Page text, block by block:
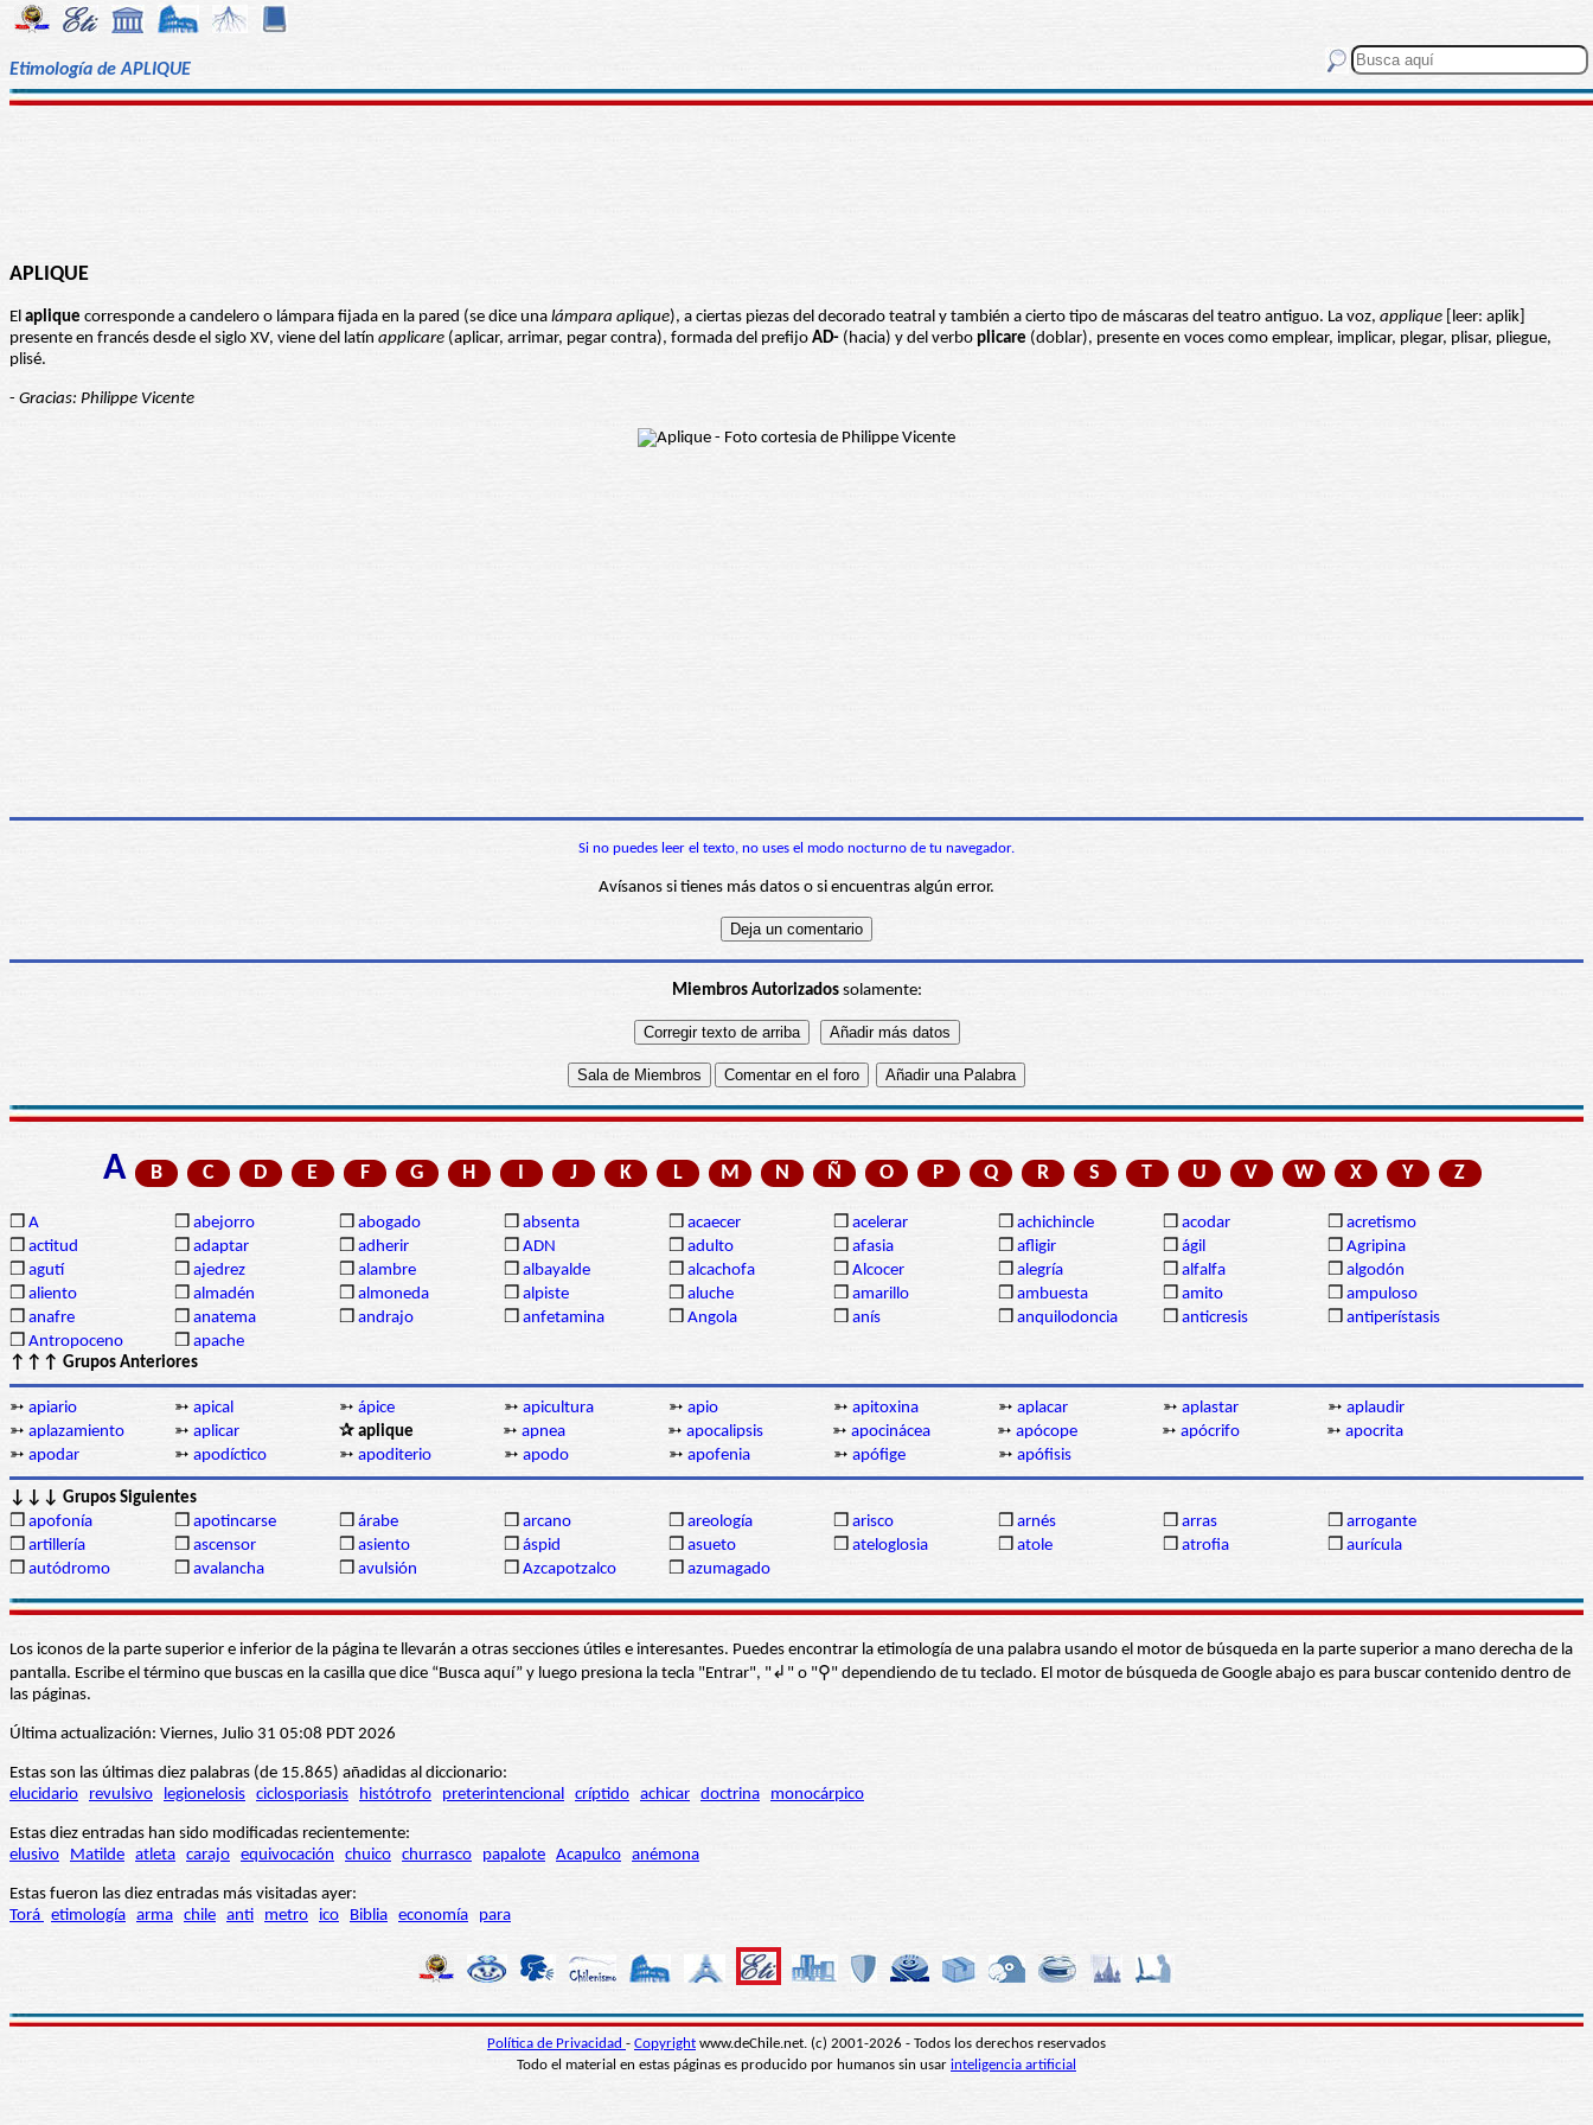
Etimología de APLIQUE
APLIQUE
El aplique corresponde a candelero o lámpara fijada en la pared (se dice una lámpara aplique), a ciertas piezas del decorado teatral y también a cierto tipo de máscaras del teatro antiguo. La voz, applique [leer: aplik]
presente en francés desde el siglo XV, viene del latín applicare (aplicar, arrimar, pegar contra), formada del prefijo AD- (hacia) y del verbo plicare (doblar), presente en voces como emplear, implicar, plegar, plisar, pliegue,
plisé.
- Gracias: Philippe Vicente
Si no puedes leer el texto, no uses el modo nocturno de tu navegador.
Avísanos si tienes más datos o si encuentras algún error.
Miembros Autorizadossolamente:
A B C D E F G H I J K L M N Ñ O P Q R S T U V W X Y Z
❒ A ❒ abejorro ❒ abogado ❒ absenta ❒ acaecer ❒ acelerar ❒ achichincle ❒ acodar ❒ acretismo
❒ actitud ❒ adaptar ❒ adherir ❒ ADN ❒ adulto ❒ afasia ❒ afligir ❒ ágil ❒ Agripina
❒ agutí ❒ ajedrez ❒ alambre ❒ albayalde ❒ alcachofa ❒ Alcocer ❒ alegría ❒ alfalfa ❒ algodón
❒ aliento ❒ almadén ❒ almoneda ❒ alpiste ❒ aluche ❒ amarillo ❒ ambuesta ❒ amito ❒ ampuloso
❒ anafre ❒ anatema ❒ andrajo ❒ anfetamina ❒ Angola ❒ anís ❒ anquilodoncia ❒ anticresis ❒ antiperístasis
❒ Antropoceno ❒ apache
↑↑↑ Grupos Anteriores
➳ apiario ➳ apical ➳ ápice ➳ apicultura ➳ apio ➳ apitoxina ➳ aplacar ➳ aplastar ➳ aplaudir
➳ aplazamiento ➳ aplicar ✰ aplique ➳ apnea ➳ apocalipsis ➳ apocinácea ➳ apócope ➳ apócrifo ➳ apocrita
➳ apodar ➳ apodíctico ➳ apoditerio ➳ apodo ➳ apofenia ➳ apófige ➳ apófisis
↓↓↓ Grupos Siguientes
❒ apofonía ❒ apotincarse ❒ árabe ❒ arcano ❒ areología ❒ arisco ❒ arnés ❒ arras ❒ arrogante
❒ artillería ❒ ascensor ❒ asiento ❒ áspid ❒ asueto ❒ ateloglosia ❒ atole ❒ atrofia ❒ aurícula
❒ autódromo ❒ avalancha ❒ avulsión ❒ Azcapotzalco ❒ azumagado
Los iconos de la parte superior e inferior de la página te llevarán a otras secciones útiles e interesantes. Puedes encontrar la etimología de una palabra usando el motor de búsqueda en la parte superior a mano derecha de la
pantalla. Escribe el término que buscas en la casilla que dice “Busca aquí” y luego presiona la tecla "Entrar", "↲" o "⚲" dependiendo de tu teclado. El motor de búsqueda de Google abajo es para buscar contenido dentro de
las páginas.
Última actualización: Viernes, Julio 31 05:08 PDT 2026
Estas son las últimas diez palabras (de 15.865) añadidas al diccionario:
elucidario
revulsivo legionelosis ciclosporiasis histótrofo preterintencional críptido achicar doctrina monocárpico
Estas diez entradas han sido modificadas recientemente:
elusivo
Matilde atleta carajo equivocación chuico churrasco papalote Acapulco anémona
Estas fueron las diez entradas más visitadas ayer:
Torá etimología arma chile anti metro ico Biblia economía para
Política de Privacidad - Copyright www.deChile.net. (c) 2001-2026 - Todos los derechos reservados
Todo el material en estas páginas es producido por humanos sin usar inteligencia artificial